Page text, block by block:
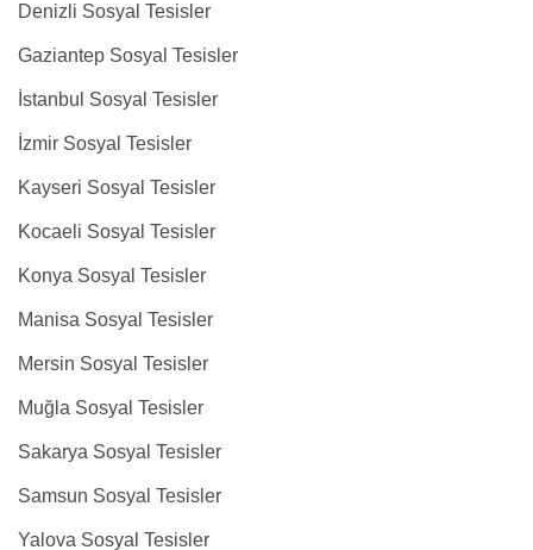
Denizli Sosyal Tesisler
Gaziantep Sosyal Tesisler
İstanbul Sosyal Tesisler
İzmir Sosyal Tesisler
Kayseri Sosyal Tesisler
Kocaeli Sosyal Tesisler
Konya Sosyal Tesisler
Manisa Sosyal Tesisler
Mersin Sosyal Tesisler
Muğla Sosyal Tesisler
Sakarya Sosyal Tesisler
Samsun Sosyal Tesisler
Yalova Sosyal Tesisler